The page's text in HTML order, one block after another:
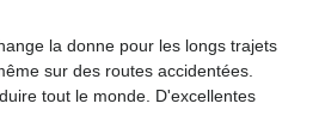
la donne pour les longs trajets
sur des routes accidentées.
tout le monde. D'excellentes